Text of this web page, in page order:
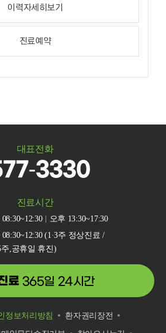
이력자세히보기
진료예약
대표전화
3330
진료시간
08:30~12:30
오후 13:30~17:30
08:30~12:30 (1·3주 정상진료 /
주,공휴일 휴진)
료 365일 24시간
정보처리방침 환자권리장전